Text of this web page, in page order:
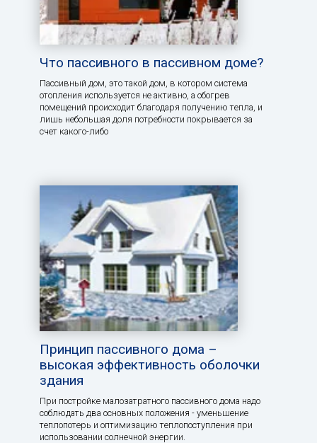
Что пассивного в пассивном доме?
Пассивный дом, это такой дом, в котором система
отопления используется не активно, а обогрев
помещений происходит благодаря получению тепла, и
лишь небольшая доля потребности покрывается за
счет какого-либо
Принцип пассивного дома –
высокая эффективность оболочки
здания
При постройке малозатратного пассивного дома надо
соблюдать два основных положения - уменьшение
теплопотерь и оптимизацию теплопоступления при
использовании солнечной энергии.